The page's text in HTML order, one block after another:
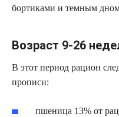
бортиками и темным
Возраст 9-26
В этот период рацион
прописи:
пшеница 13% от